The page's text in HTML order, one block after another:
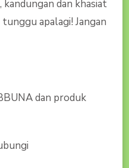
dan khasiat
apalagi! Jangan
dan produk